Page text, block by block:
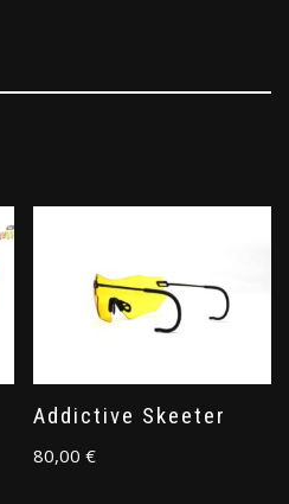
Addictive Skeeter
80,00€